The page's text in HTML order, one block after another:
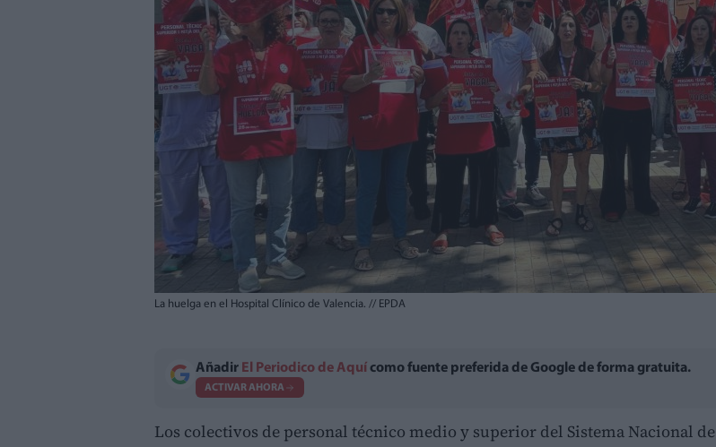
La huelga en el Hospital Clínico de Valencia. // EPDA
Añadir El Periodico de Aquí como fuente preferida de Google de forma gratuita.
ACTIVAR AHORA
Los colectivos de personal técnico medio y superior del Sistema Nacional de